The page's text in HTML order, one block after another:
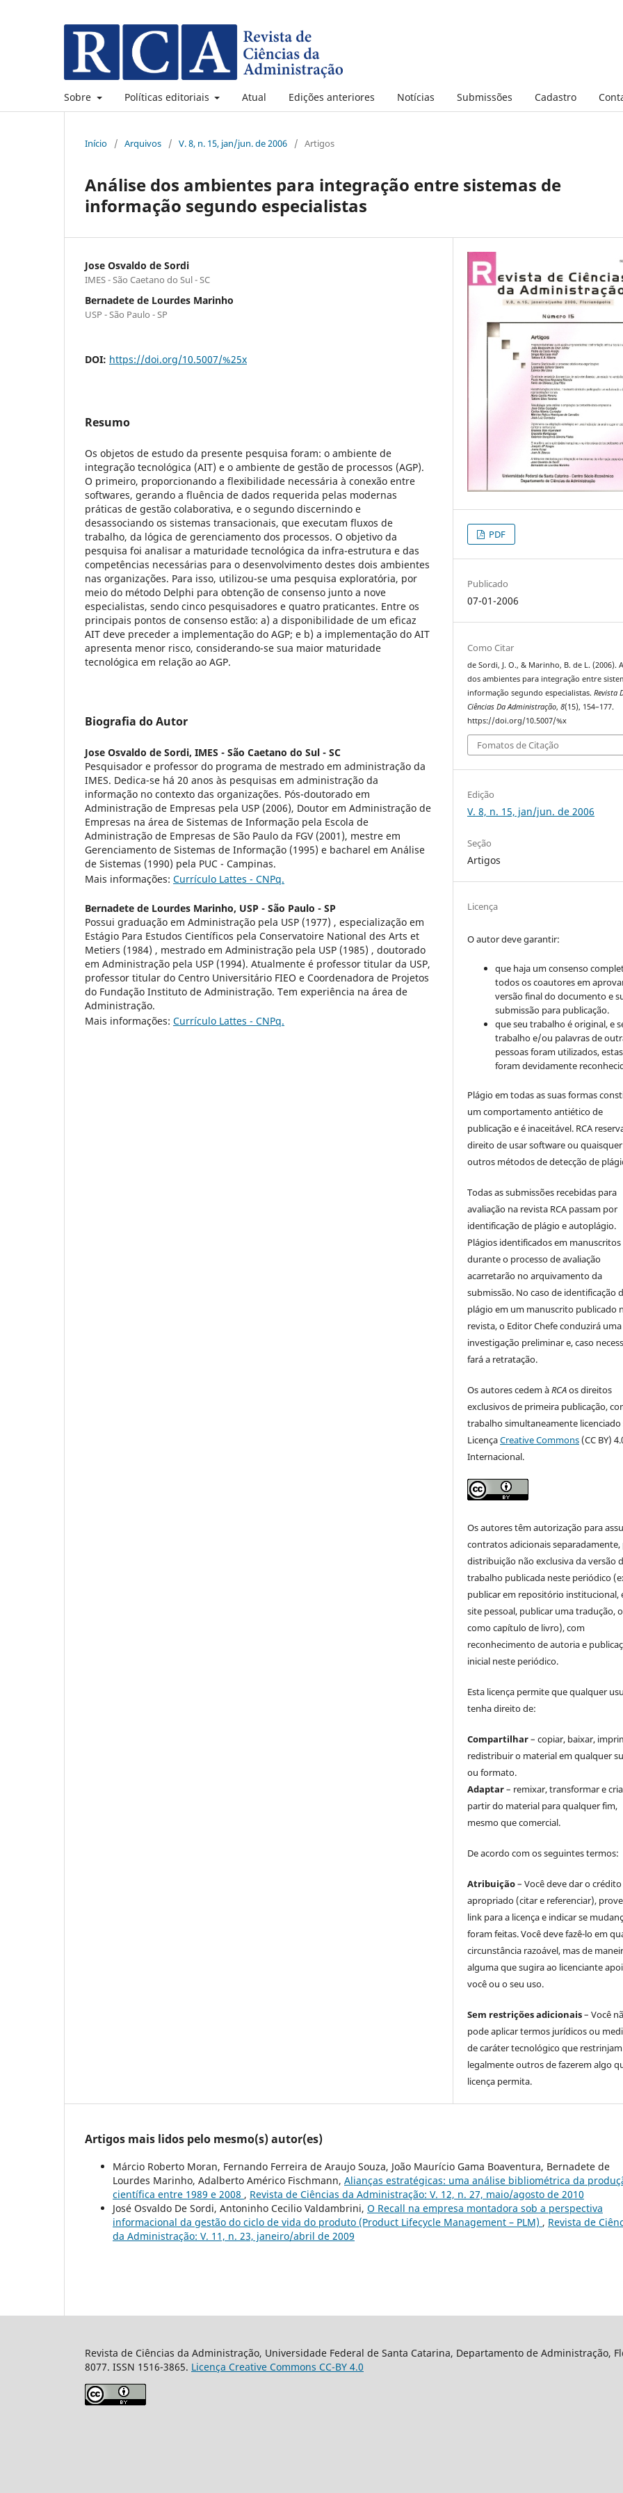
Sobre Políticas editoriais Atual Edições anteriores Notícias Submissões Cadastro
Início / Arquivos / V. 8, n. 15, jan/jun. de 2006 / Artigos
Análise dos ambientes para integração entre sistemas de
informação segundo especialistas
Jose Osvaldo de Sordi
IMES - São Caetano do Sul - SC
Bernadete de Lourdes Marinho
USP - São Paulo - SP
DOI: https://doi.org/10.5007/%25x
Resumo
Os objetos de estudo da presente pesquisa foram: o ambiente de
integração tecnológica (AIT) e o ambiente de gestão de processos (AGP).
O primeiro, proporcionando a flexibilidade necessária à conexão entre
softwares, gerando a fluência de dados requerida pelas modernas
práticas de gestão colaborativa, e o segundo discernindo e
desassociando os sistemas transacionais, que executam fluxos de
trabalho, da lógica de gerenciamento dos processos. O objetivo da
pesquisa foi analisar a maturidade tecnológica da infra-estrutura e das
competências necessárias para o desenvolvimento destes dois ambientes
nas organizações. Para isso, utilizou-se uma pesquisa exploratória, por
meio do método Delphi para obtenção de consenso junto a nove
especialistas, sendo cinco pesquisadores e quatro praticantes. Entre os
principais pontos de consenso estão: a) a disponibilidade de um eficaz
AIT deve preceder a implementação do AGP; e b) a implementação do AIT
apresenta menor risco, considerando-se sua maior maturidade
tecnológica em relação ao AGP.
Biografia do Autor
Jose Osvaldo de Sordi, IMES - São Caetano do Sul - SC
Pesquisador e professor do programa de mestrado em administração da
IMES. Dedica-se há 20 anos às pesquisas em administração da
informação no contexto das organizações. Pós-doutorado em
Administração de Empresas pela USP (2006), Doutor em Administração de
Empresas na área de Sistemas de Informação pela Escola de
Administração de Empresas de São Paulo da FGV (2001), mestre em
Gerenciamento de Sistemas de Informação (1995) e bacharel em Análise
de Sistemas (1990) pela PUC - Campinas.
Mais informações: Currículo Lattes - CNPq.
Bernadete de Lourdes Marinho, USP - São Paulo - SP
Possui graduação em Administração pela USP (1977) , especialização em
Estágio Para Estudos Científicos pela Conservatoire National des Arts et
Metiers (1984) , mestrado em Administração pela USP (1985) , doutorado
em Administração pela USP (1994). Atualmente é professor titular da USP,
professor titular do Centro Universitário FIEO e Coordenadora de Projetos
do Fundação Instituto de Administração. Tem experiência na área de
Administração.
Mais informações: Currículo Lattes - CNPq.
PDF
Publicado
07-01-2006
Como Citar
de Sordi, J. O., & Marinho, B. de L. (2006).
dos ambientes para integração entre
informação segundo especialistas.Revista
Ciências Da Administração,8(15), 154–177.
https://doi.org/10.5007/%x
Fomatos de Citação
Edição
V. 8, n. 15, jan/jun. de 2006
Seção
Artigos
Licença
O autor deve garantir:
que haja um consenso
todos os coautores em
versão final do documento e
submissão para publicação.
que seu trabalho é original, e
trabalho e/ou palavras de
pessoas foram utilizados, estas
foram devidamente
Plágio em todas as suas formas
um comportamento antiético de
publicação e é inaceitável. RCA
direito de usar software ou quaisquer
outros métodos de detecção de
Todas as submissões recebidas para
avaliação na revista RCA passam por
identificação de plágio e autoplágio.
Plágios identificados em manuscritos
durante o processo de avaliação
acarretarão no arquivamento da
submissão. No caso de identificação
plágio em um manuscrito publicado
revista, o Editor Chefe conduzirá uma
investigação preliminar e, caso
fará a retratação.
Os autores cedem àRCAos direitos
exclusivos de primeira publicação,
trabalho simultaneamente licenciado
LicençaCreative Commons (CC BY)
Internacional.
Os autores têm autorização para
contratos adicionais separadamente,
distribuição não exclusiva da versão
trabalho publicada neste periódico
publicar em repositório institucional,
site pessoal, publicar uma tradução,
como capítulo de livro), com
reconhecimento de autoria e
inicial neste periódico.
Esta licença permite que qualquer
tenha direito de:
Compartilhar– copiar, baixar,
redistribuir o material em qualquer
ou formato.
Adaptar– remixar, transformar e
partir do material para qualquer fim,
mesmo que comercial.
De acordo com os seguintes termos:
Atribuição– Você deve dar o crédito
apropriado (citar e referenciar),
link para a licença e indicar se
foram feitas. Você deve fazê-lo em
circunstância razoável, mas de
alguma que sugira ao licenciante
você ou o seu uso.
Sem restrições adicionais– Você
pode aplicar termos jurídicos ou
de caráter tecnológico que restrinjam
legalmente outros de fazerem algo
licença permita.
Artigos mais lidos pelo mesmo(s) autor(es)
Márcio Roberto Moran, Fernando Ferreira de Araujo Souza, João Maurício Gama Boaventura, Bernadete de
Lourdes Marinho, Adalberto Américo Fischmann, Alianças estratégicas: uma análise bibliométrica da
científica entre 1989 e 2008 , Revista de Ciências da Administração: V. 12, n. 27, maio/agosto de 2010
José Osvaldo De Sordi, Antoninho Cecilio Valdambrini, O Recall na empresa montadora sob a perspectiva
informacional da gestão do ciclo de vida do produto (Product Lifecycle Management – PLM) , Revista de
da Administração: V. 11, n. 23, janeiro/abril de 2009
Revista de Ciências da Administração, Universidade Federal de Santa Catarina, Departamento de Administração,
8077. ISSN 1516-3865. Licença Creative Commons CC-BY 4.0